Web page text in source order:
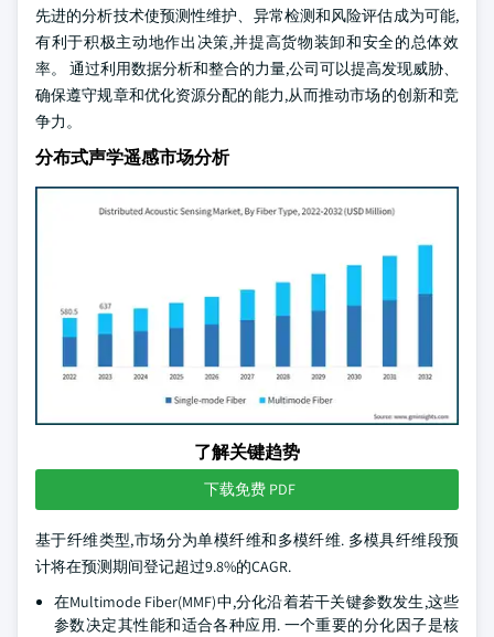
先进的分析技术使预测性维护、异常检测和风险评估成为可能,
有利于积极主动地作出决策,并提高货物装卸和安全的总体效
率。 通过利用数据分析和整合的力量,公司可以提高发现威胁、
确保遵守规章和优化资源分配的能力,从而推动市场的创新和竞
争力。
分布式声学遥感市场分析
了解关键趋势
下载免费 PDF
基于纤维类型,市场分为单模纤维和多模纤维. 多模具纤维段预
计将在预测期间登记超过9.8%的CAGR.
在Multimode Fiber(MMF)中,分化沿着若干关键参数发生,这些
参数决定其性能和适合各种应用. 一个重要的分化因子是核